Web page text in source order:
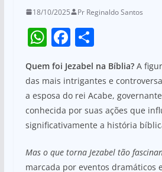
18/10/2025 Pr Reginaldo Santos
W
h
at
s
A
p
p
F
c
e
b
o
o
S
ar
e
Quem foi Jezabel na Bíblia? A
das mais intrigantes e
a esposa do rei Acabe,
conhecida por suas ações que
significativamente a história
Mas o que torna Jezabel tão
marcada por eventos dramáticos